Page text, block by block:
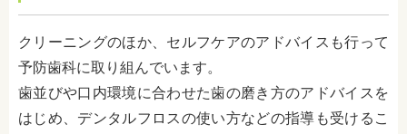
クリーニングのほか、セルフケアのアドバイスも行って
予防歯科に取り組んでいます。
歯並びや口内環境に合わせた歯の磨き方のアドバイスを
はじめ、デンタルフロスの使い方などの指導も受けるこ